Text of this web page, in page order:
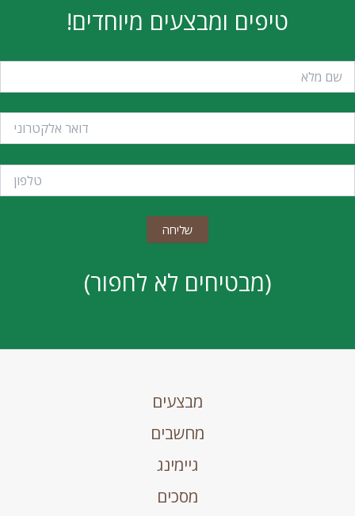
טיפים ומבצעים מיוחדים!
(מבטיחים לא לחפור)
מבצעים
מחשבים
גיימינג
מסכים